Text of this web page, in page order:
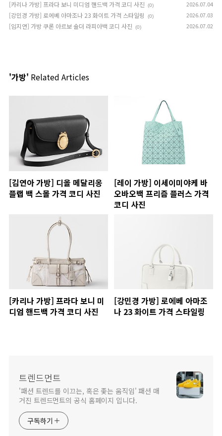
[카리나 가방] 프라다 보니 미디엄 핸드백 가격 코디 사진 (0) 2026.07.04
[강민경 가방] 로에베 아마조나 23 화이트 가격 스타일링 (0) 2026.07.03
[임지연] 가방 쿠론 아르보 숄더 라피아백 코디 사진 (0) 2026.07.02
'가방' Related Articles
[김연아 가방] 디올 메달리옹
플랩 백 스몰 가격 코디 사진
[레이 가방] 이세이미야케 바
오바오백 프리즘 플러스 가격
코디 사진
[카리나 가방] 프라다 보니 미
디엄 핸드백 가격 코디 사진
[강민경 가방] 로에베 아마조
나 23 화이트 가격 스타일링
트렌드먼트
'패션 트렌드를 이끄는, 혹은 좇는 움직임' 패션 매
거진 트렌드먼트의 공식 홈페이지 입니다.
구독하기